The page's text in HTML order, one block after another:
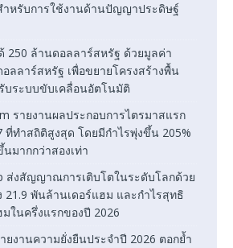
ำหรับการใช้งานด้านปัญญาประดิษฐ์
250 ล้านดอลลาร์สหรัฐ ด้วยมูลค่า
ลลาร์สหรัฐ เพื่อขยายโครงสร้างพื้น
บระบบขับเคลื่อนอัตโนมัติ
รายงานผลประกอบการไตรมาสแรก
ทำสถิติสูงสุด โดยมีกำไรพุ่งขึ้น 205%
มากกว่าสองเท่า
ส่งสัญญาณการเติบโตในระดับโลกด้วย
21.9 พันล้านเดอร์แฮม และกำไรสุทธิ
ในครึ่งแรกของปี 2026
ยงานความยั่งยืนประจำปี 2026 ตอกย้ำ